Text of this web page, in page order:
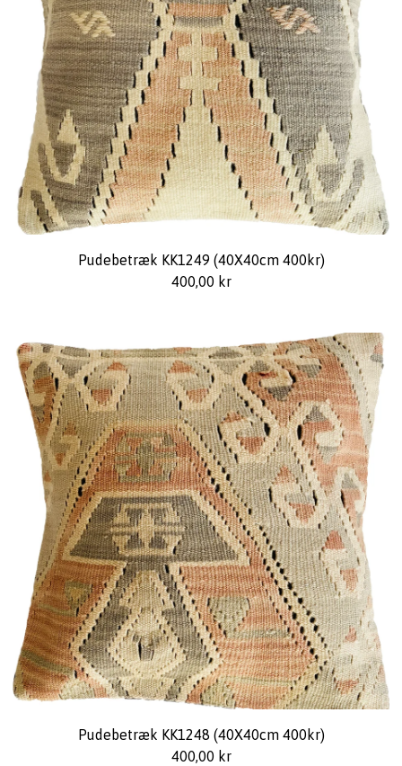
Pudebetræk KK1249 (40X40cm 400kr)
400,00 kr
Pudebetræk KK1248 (40X40cm 400kr)
400,00 kr